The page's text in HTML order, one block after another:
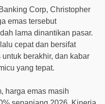
Corp, Christopher
emas tersebut
lama dinantikan pasar.
cepat dan bersifat
berakhir, dan kabar
yang tepat.
harga emas masih